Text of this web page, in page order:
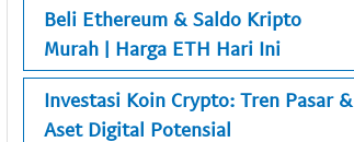
Beli Ethereum & Saldo Kripto
Murah | Harga ETH Hari Ini
Investasi Koin Crypto: Tren Pasar &
Aset Digital Potensial